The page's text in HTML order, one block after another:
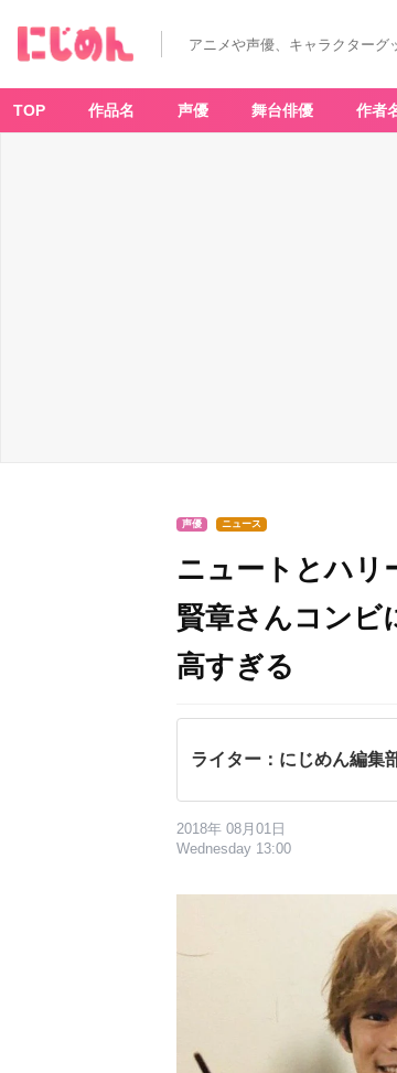
アニメや声優、キャラクターグ
TOP 作品名 声優 舞台俳優 作者
声優 ニュース
ニュートとハリ
賢章さんコンビ
高すぎる
ライター：にじめん編集
2018年 08月01日
Wednesday 13:00